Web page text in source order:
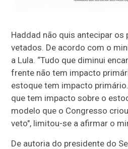
Haddad não quis antecipar os
vetados. De acordo com o
a Lula. “Tudo que diminui
frente não tem impacto
estoque tem impacto
que tem impacto sobre o
modelo que o Congresso
veto", limitou-se a afirmar o
De autoria do presidente do